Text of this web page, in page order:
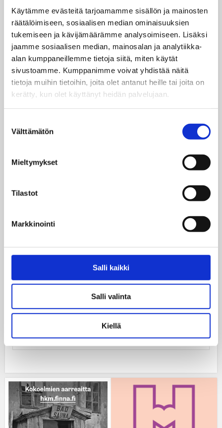
Käytämme evästeitä tarjoamamme sisällön ja mainosten
räätälöimiseen, sosiaalisen median ominaisuuksien
tukemiseen ja kävijämäärämme analysoimiseen. Lisäksi
jaamme sosiaalisen median, mainosalan ja analytiikka-
alan kumppaneillemme tietoja siitä, miten käytät
sivustoamme. Kumppanimme voivat yhdistää näitä
tietoja muihin tietoihin, joita olet antanut heille tai joita on
kerätty, kun olet käyttänyt heidän palvelujaan.
valinta
Välttämätön
Mieltymykset
Tilastot
Markkinointi
Salli kaikki
Salli valinta
Kiellä
Ratikkamuseo avattiin uudistuneena
24. maaliskuuta 2022
lasten ratikoita koskevaan
tallentanut kaupunkilaisten elämää ja
ilmiöitä jo 110 vuotta